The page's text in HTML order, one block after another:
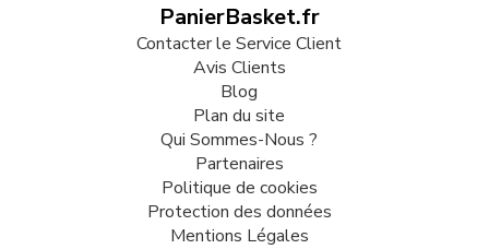
PanierBasket.fr
Contacter le Service Client
Avis Clients
Blog
Plan du site
Qui Sommes-Nous ?
Partenaires
Politique de cookies
Protection des données
Mentions Légales